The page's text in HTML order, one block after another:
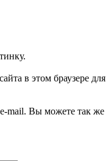
в этом браузере для
mail. Вы можете так же